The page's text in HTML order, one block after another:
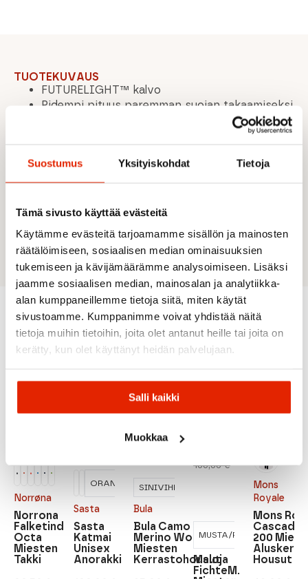
Suostumus Yksityiskohdat Tietoja
Tämä sivusto käyttää evästeitä
Käytämme evästeitä tarjoamamme sisällön ja mainosten
räätälöimiseen, sosiaalisen median ominaisuuksien
tukemiseen ja kävijämäärämme analysoimiseen. Lisäksi
jaamme sosiaalisen median, mainosalan ja analytiikka-
alan kumppaneillemme tietoja siitä, miten käytät
sivustoamme. Kumppanimme voivat yhdistää näitä
tietoja muihin tietoihin, joita olet antanut heille tai joita on
kerätty, kun olet käyttänyt heidän palvelujaan.
Salli kaikki
Muokkaa
TUOTEKUVAUS
FUTURELIGHT™ kalvo
Pidempi pituus paremman suojan takaamiseksi
Liimattu huppu, jossa reunus ja säätö
Mansetin säätö koukkulenkeillä
Keskimmäinen vetoläppä painonapeilla
Kaksi vetoketjullista etutaskua
nylonia / liimattu kangas / kudottu / neulottu
Suositeltua sinulle
Norrøna
ALE
Norrona
Falketind
Octa
Miesten
Takki
Sasta
ALE
Sasta
Katmai
Unisex
Anorakki
ORANSSI PUNAINEN
Bula
ALE
Bula Camo
Merino Wool
Miesten
Kerrastohousut
SINIVIHREÄ
ALE
160,00€
Alkuperäinen
hinta
Nykyinen
hinta
Maloja
FichteM.
MUSTA/PUNAINEN
Mons
Royale
ALE
Mons
Cascade
200
Housut